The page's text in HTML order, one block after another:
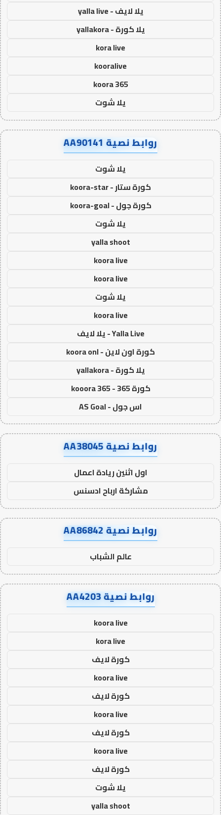
يلا لايف - yalla live
يلا كورة - yallakora
kora live
kooralive
koora 365
يلا شوت
روابط نصية AA90141
يلا شوت
كورة ستار - koora-star
كورة جول - koora-goal
يلا شوت
yalla shoot
koora live
koora live
يلا شوت
koora live
Yalla Live - يلا لايف
كورة اون لاين - koora onl
يلا كورة - yallakora
كورة 365 - kooora 365
اس جول - AS Goal
روابط نصية AA38045
اول اثنين ريادة اعمال
مشاركة ارباح ادسنس
روابط نصية AA86842
عالم الشباب
روابط نصية AA4203
koora live
kora live
كورة لايف
koora live
كورة لايف
koora live
كورة لايف
koora live
كورة لايف
يلا شوت
yalla shoot